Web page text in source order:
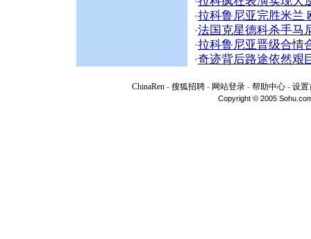
·拉科鲁尼亚完胜米兰
·法国克星德科杀手马
·拉科鲁尼亚晋级合情
·奇迹背后路途依然艰
ChinaRen - 搜狐招聘 - 网站登录 - 帮助中心 - 设置
Copyright © 2005